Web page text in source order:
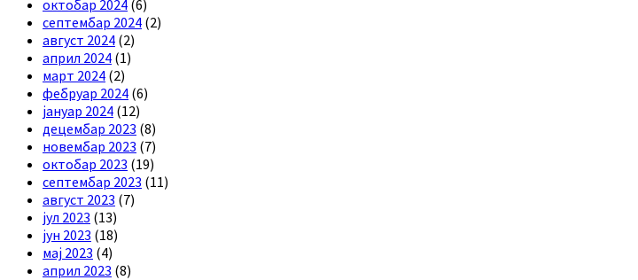
октобар 2024 (6)
септембар 2024 (2)
август 2024 (2)
април 2024 (1)
март 2024 (2)
фебруар 2024 (6)
јануар 2024 (12)
децембар 2023 (8)
новембар 2023 (7)
октобар 2023 (19)
септембар 2023 (11)
август 2023 (7)
јул 2023 (13)
јун 2023 (18)
мај 2023 (4)
април 2023 (8)